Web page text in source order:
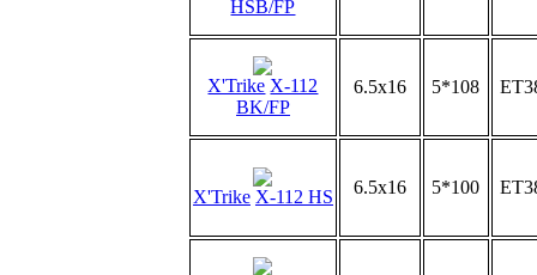
HSB/FP
X'Trike X-112
BK/FP
6.5x16 5*108
X'Trike X-112 HS 6.5x16 5*100